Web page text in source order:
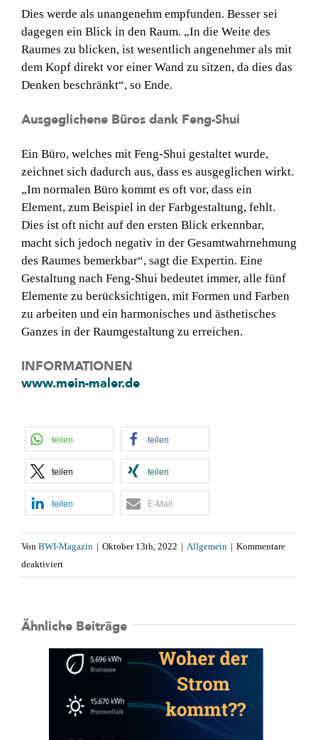
Dies werde als unangenehm empfunden. Besser sei
dagegen ein Blick in den Raum. „In die Weite des
Raumes zu blicken, ist wesentlich angenehmer als mit
dem Kopf direkt vor einer Wand zu sitzen, da dies das
Denken beschränkt“, so Ende.
Ausgeglichene Büros dank Feng-Shui
Ein Büro, welches mit Feng-Shui gestaltet wurde,
zeichnet sich dadurch aus, dass es ausgeglichen wirkt.
„Im normalen Büro kommt es oft vor, dass ein
Element, zum Beispiel in der Farbgestaltung, fehlt.
Dies ist oft nicht auf den ersten Blick erkennbar,
macht sich jedoch negativ in der Gesamtwahrnehmung
des Raumes bemerkbar“, sagt die Expertin. Eine
Gestaltung nach Feng-Shui bedeutet immer, alle fünf
Elemente zu berücksichtigen, mit Formen und Farben
zu arbeiten und ein harmonisches und ästhetisches
Ganzes in der Raumgestaltung zu erreichen.
INFORMATIONEN
www.mein-maler.de
teilen teilen
teilen teilen
teilen E-Mail
Von BWI-Magazin | Oktober 13th, 2022 | Allgemein | Kommentare
deaktiviertfür
Ähnliche Beiträge